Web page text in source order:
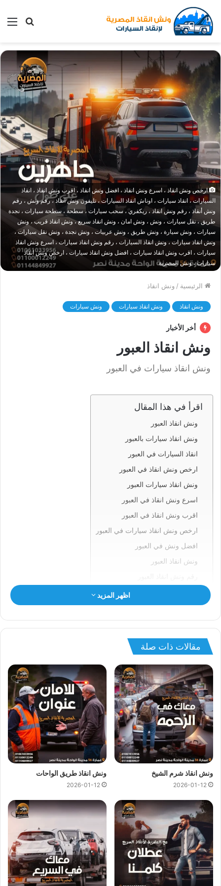
بحث
ارخص ونش انقاذ ، اسرع ونش انقاذ ، افضل ونش انقاذ ، اقرب ونش انقاذ ، انقاذ
السيارات ، انقاذ سيارات ، اوناش انقاذ السيارات ، تليفون ونش انقاذ ، رقم ونش ، رقم
ونش أنقاذ ، رقم ونش انقاذ ، ريكفري ، سحب سيارات ، سطحة ، سطحة سيارات ، نجدة
طريق ، نقل سيارات ، ونش ، ونش امان ، ونش انقاذ سريع ، ونش انقاذ قريب ، ونش
سيارات ، ونش سيارة ، ونش طريق ، ونش عربيات ، ونش نجدة ، ونش نقل سيارات ،
ونش انقاذ سيارات ، ونش انقاذ السيارات ، رقم ونش انقاذ سيارات ، اسرع ونش انقاذ
سيارات ، اقرب ونش انقاذ سيارات ، افضل ونش انقاذ سيارات ، ارخص ونش انقاذ
سيارات ، ونش المصرية
الرئيسية / ونش انقاذ
ونش انقاذ ونش انقاذ سيارات ونش سيارات
أخر الأخبار
ونش انقاذ العبور
ونش انقاذ سيارات في العبور
اقرأ في هذا المقال
ونش انقاذ العبور
ونش انقاذ سيارات بالعبور
انقاذ السيارات في العبور
ارخص ونش انقاذ في العبور
ونش انقاذ سيارات العبور
اسرع ونش انقاذ في العبور
اقرب ونش انقاذ في العبور
ارخص ونش انقاذ سيارات في العبور
افضل ونش في العبور
ونش انقاذ العبور
ونش سيارات العبور
انقاذ السيارات بالعبور
ونش انقاذ العبور
ونش العبور
ونش انقاذ العبور
ونش انقاذ العبوراسرع و ارخصونش انقاذ
في العبور بخصم 50%
لأننا ارخص ونش انقاذفي العبور ونتميز باننا اسرع ونش انقاذفي
العبور وسعر ونش انقاذثابت لدينا ولن يتم مطالبتك بأي رسوم
إضافية أو إكرامية لاناسعار ونش انقاذ سياراتلدينا تعتبر رمزية
لأننا نمتلكونش انقاذ قريبونقدم خدماتنا بارخص سعر و بأعلى
اقرب ونش انقاذفي العبور ،فريق المساعدة على اتم الاستعداد
وجاهز دائما لمساعدتك في اي وقت خلال النهار او الليل لمساعدتك
تشمل خدمات الانقاذ السريع للسيارات في العبور علي ما يلي:
انقاذالسيارات
نقل السيارات
اظهر المزيد
مقالات ذات صلة
ونش انقاذ شرم الشيخ
2026-01-12
ونش انقاذ طريق الواحات
2026-01-12